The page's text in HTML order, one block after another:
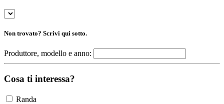
Non trovato? Scrivi qui sotto.
Produttore, modello e anno:
Cosa ti interessa?
Randa